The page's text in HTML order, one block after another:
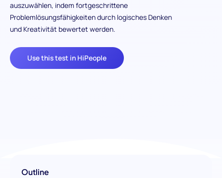
auszuwählen, indem fortgeschrittene
Problemlösungsfähigkeiten durch logisches Denken
und Kreativität bewertet werden.
Use this test in HiPeople
Outline